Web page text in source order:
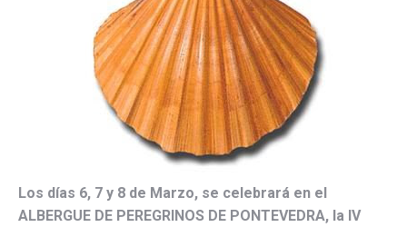
Los días 6, 7 y 8 de Marzo, se celebrará en el
ALBERGUE DE PEREGRINOS DE PONTEVEDRA, la IV